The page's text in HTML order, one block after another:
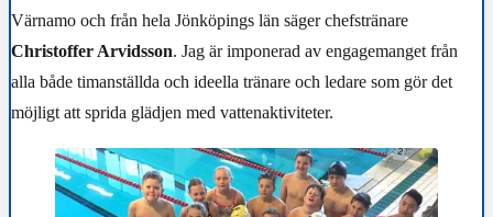
Värnamo och från hela Jönköpings län säger chefstränare
Christoffer Arvidsson. Jag är imponerad av engagemanget från
alla både timanställda och ideella tränare och ledare som gör det
möjligt att sprida glädjen med vattenaktiviteter.